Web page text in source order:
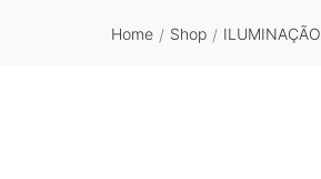
Home / Shop / ILUMINAÇÃO